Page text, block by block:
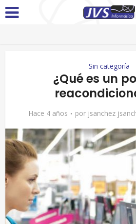
Sin categoría
¿Qué es un
Hace 4 años por jsanchez